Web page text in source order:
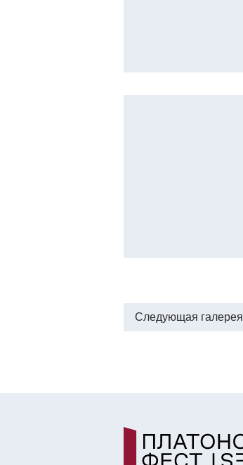
Следующая галерея